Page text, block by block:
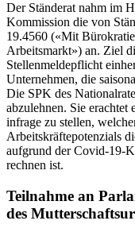
Der Ständerat nahm im
Kommission die von
19.4560 («Mit
Arbeitsmarkt») an. Ziel
Stellenmeldepflicht
Unternehmen, die
Die SPK des
abzulehnen. Sie erachtet
infrage zu stellen,
Arbeitskräftepotenzials
aufgrund der Covid-19-
rechnen ist.
Teilnahme an
des